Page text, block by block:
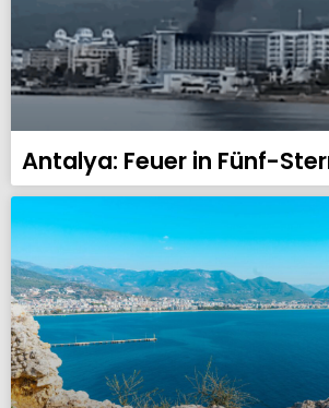
Antalya: Feuer in Fünf-